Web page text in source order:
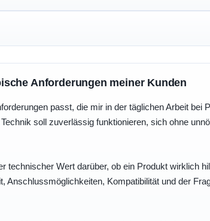
Anforderungen meiner Kunden
passt, die mir in der täglichen Arbeit bei
soll zuverlässig funktionieren, sich ohne
technischer Wert darüber, ob ein Produkt wirklich
Anschlussmöglichkeiten, Kompatibilität und der